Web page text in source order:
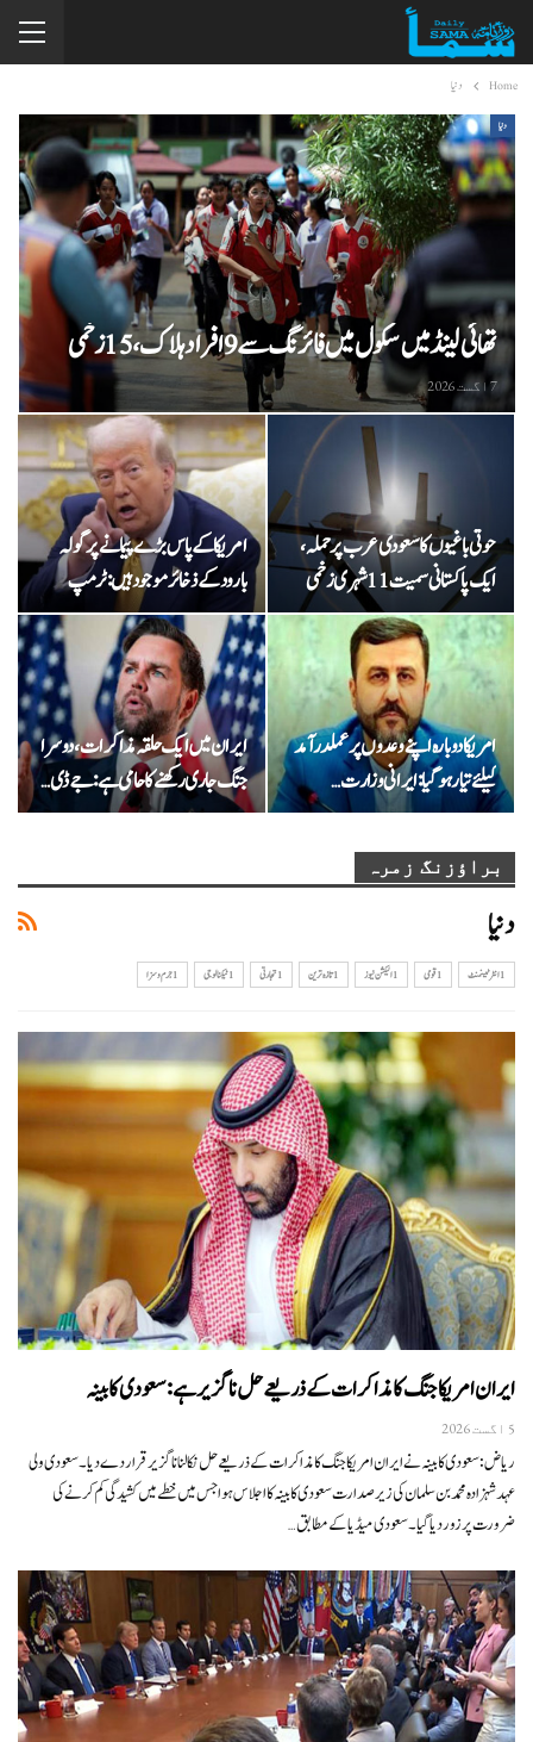
Home دنیا
دنیا
تھائی لینڈ میں سکول میں فائرنگ سے 9 افراد ہلاک، 15 زخمی
7 اگست 2026
حوثی باغیوں کا سعودی عرب پر حملہ،
ایک پاکستانی سمیت 11 شہری زخمی
امریکا کے پاس بڑے پیمانے پر گولہ
بارود کے ذخائر موجود ہیں: ٹرمپ
امریکا دوبارہ اپنے وعدوں پر عملدرآمد
کیلئے تیار ہو گیا: ایرانی وزارت…
ایران میں ایک حلقہ مذاکرات، دوسرا
جنگ جاری رکھنے کا حامی ہے: جے ڈی…
براؤزنگ زمرہ
دنیا
1 انٹرٹینمنٹ 1 قومی 1الیکشن نیوز 1تازہ ترین 1تجارتی 1ٹیکنالوجی 1جرم و سزا
ایران امریکا جنگ کا مذاکرات کے ذریعے حل ناگزیر ہے: سعودی کابینہ
5 اگست 2026
ریاض:سعودی کابینہ نے ایران امریکا جنگ کا مذاکرات کے ذریعے حل نکالنا ناگزیر قرار دے دیا۔سعودی ولی
عہد شہزادہ محمد بن سلمان کی زیر صدارت سعودی کابینہ کا اجلاس ہوا جس میں خطے میں کشیدگی کم کرنے کی
ضرورت پر زور دیا گیا۔سعودی میڈیا کے مطابق…